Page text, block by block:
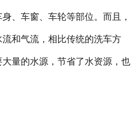
、车窗、车轮等部位。而且，
和气流，相比传统的洗车方
量的水源，节省了水资源，也